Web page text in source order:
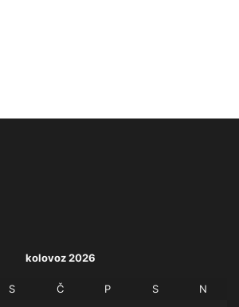
kolovoz 2026
S Č P S N